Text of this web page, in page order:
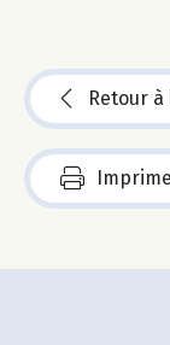
Retour